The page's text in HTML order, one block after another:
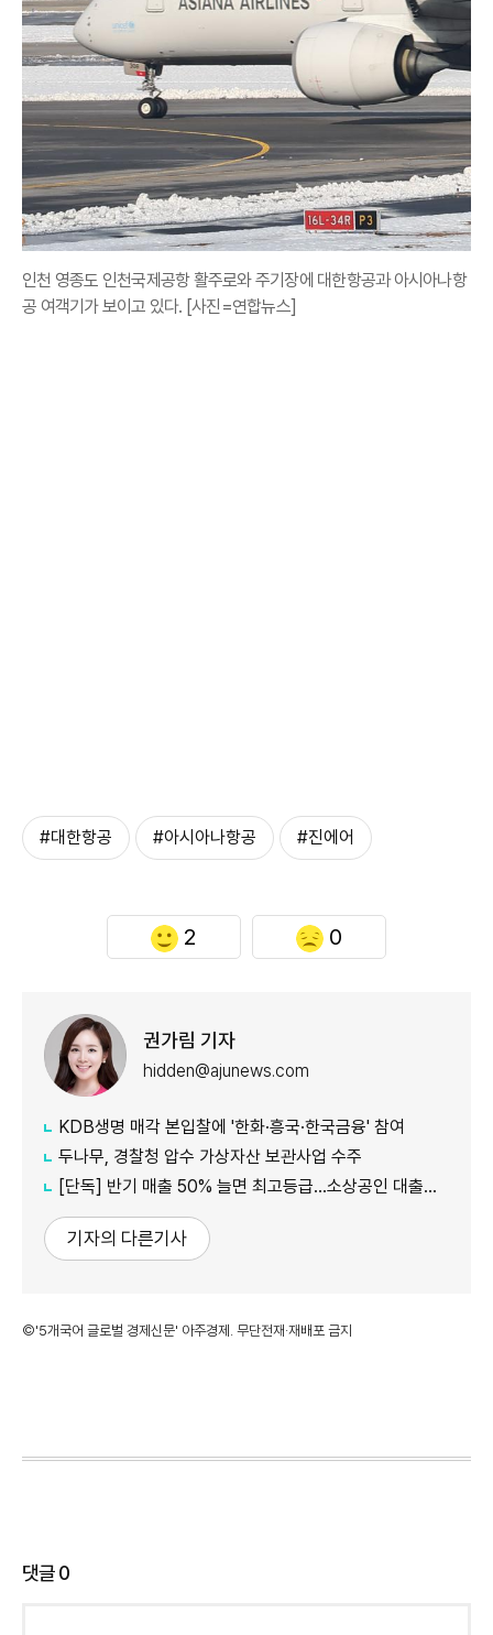
인천 영종도 인천국제공항 활주로와 주기장에 대한항공과 아시아나항
공 여객기가 보이고 있다. [사진=연합뉴스]
#대한항공 #아시아나항공 #진에어
2 0
권가림 기자
hidden@ajunews.com
KDB생명 매각 본입찰에 '한화·흥국·한국금융' 참여
두나무, 경찰청 압수 가상자산 보관사업 수주
[단독] 반기 매출 50% 늘면 최고등급…소상공인 대출에 성장성 반영
기자의 다른기사
©'5개국어 글로벌 경제신문' 아주경제. 무단전재·재배포 금지
댓글0